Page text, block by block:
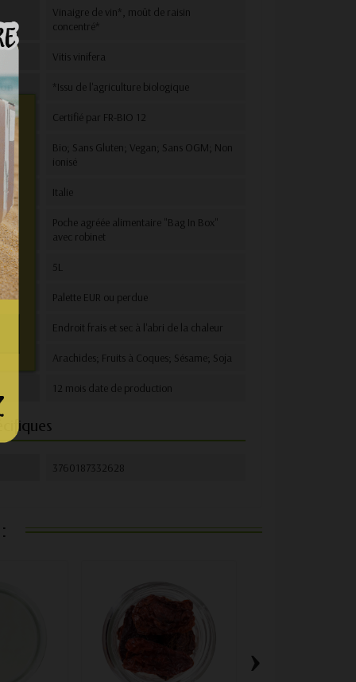
et
Vinaigre de vin*, moût de raisin
concentré*
Vitis vinifera
*Issu de l'agriculture biologique
Certifié par FR-BIO 12
Bio; Sans Gluten; Vegan; Sans OGM; Non
ionisé
Italie
Poche agréée alimentaire "Bag In Box"
avec robinet
5L
Palette EUR ou perdue
Endroit frais et sec à l'abri de la chaleur
Arachides; Fruits à Coques; Sésame; Soja
12 mois date de production
3760187332628
›